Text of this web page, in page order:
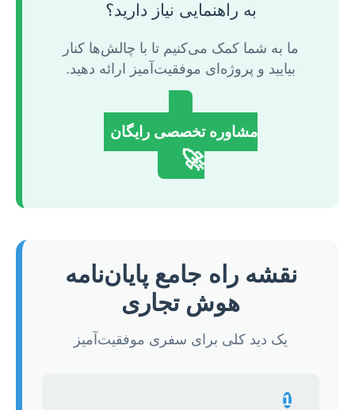
به راهنمایی نیاز دارید؟
ما به شما کمک می‌کنیم تا با چالش‌ها کنار
بیایید و پروژه‌ای موفقیت‌آمیز ارائه دهید.
مشاوره تخصصی رایگان
🚀
نقشه راه جامع پایان‌نامه
هوش تجاری
یک دید کلی برای سفری موفقیت‌آمیز
1